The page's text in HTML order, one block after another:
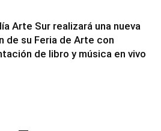
Arte Sur realizará una nueva
de su Feria de Arte con
de libro y música en vivo